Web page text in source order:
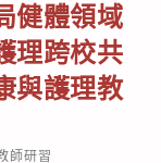
健體領域
理跨校共
與護理教
師研習